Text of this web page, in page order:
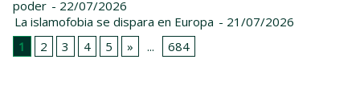
poder - 22/07/2026
La islamofobia se dispara en Europa - 21/07/2026
1
2 3 4 5 » ... 684